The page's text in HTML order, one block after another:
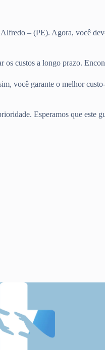
– (PE). Agora, você
custos a longo prazo.
você garante o melhor
Esperamos que este